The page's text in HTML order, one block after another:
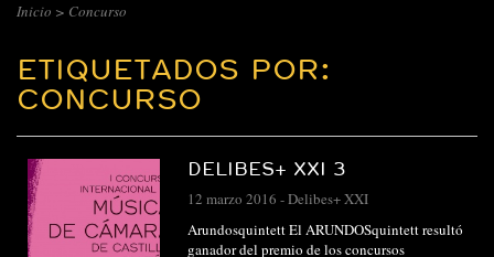
Inicio > Concurso
ETIQUETADOS POR:
CONCURSO
DELIBES+ XXI 3
12 marzo 2016 -Delibes+ XXI
Arundosquintett El ARUNDOSquintett resultó
ganador del premio de los concursos